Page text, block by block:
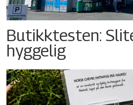
Butikktesten:
hyggelig